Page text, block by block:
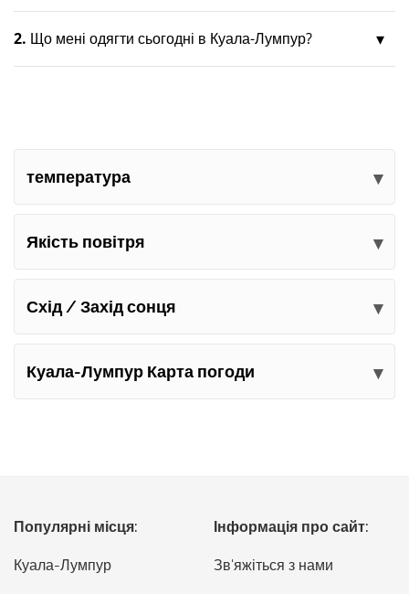
2. Що мені одягти сьогодні в Куала-Лумпур?
температура
Якість повітря
Схід / Захід сонця
Куала-Лумпур Карта погоди
Популярні місця:
Куала-Лумпур
Інформація про сайт:
Зв'яжіться з нами